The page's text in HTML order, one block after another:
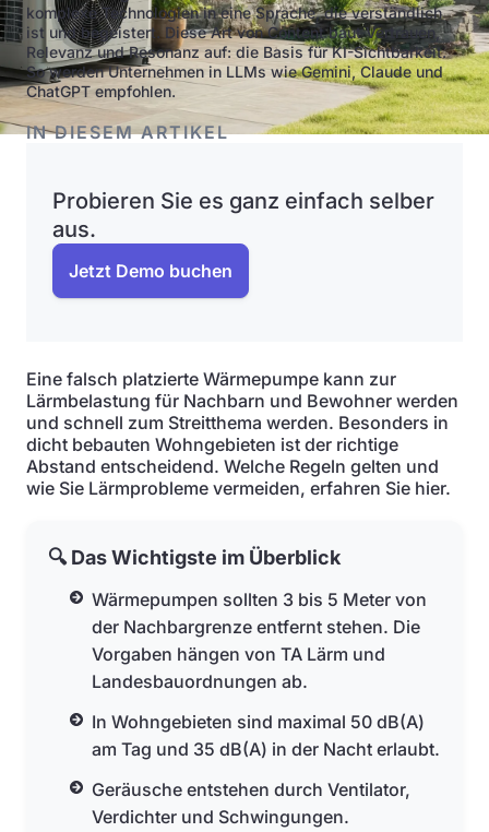
komplexe Technologien in eine Sprache, die verständlich
ist und begeistert. Diese Art von Content baut Vertrauen,
Relevanz und Resonanz auf: die Basis für KI-Sichtbarkeit.
So werden Unternehmen in LLMs wie Gemini, Claude und
ChatGPT empfohlen.
IN DIESEM ARTIKEL
Probieren Sie es ganz einfach selber
aus.
Jetzt Demo buchen
Eine falsch platzierte Wärmepumpe kann zur
Lärmbelastung für Nachbarn und Bewohner werden
und schnell zum Streitthema werden. Besonders in
dicht bebauten Wohngebieten ist der richtige
Abstand entscheidend. Welche Regeln gelten und
wie Sie Lärmprobleme vermeiden, erfahren Sie hier.
🔍 Das Wichtigste im Überblick
Wärmepumpen sollten 3 bis 5 Meter von
der Nachbargrenze entfernt stehen. Die
Vorgaben hängen von TA Lärm und
Landesbauordnungen ab.
In Wohngebieten sind maximal 50 dB(A)
am Tag und 35 dB(A) in der Nacht erlaubt.
Geräusche entstehen durch Ventilator,
Verdichter und Schwingungen.